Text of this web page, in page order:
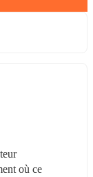
où ce